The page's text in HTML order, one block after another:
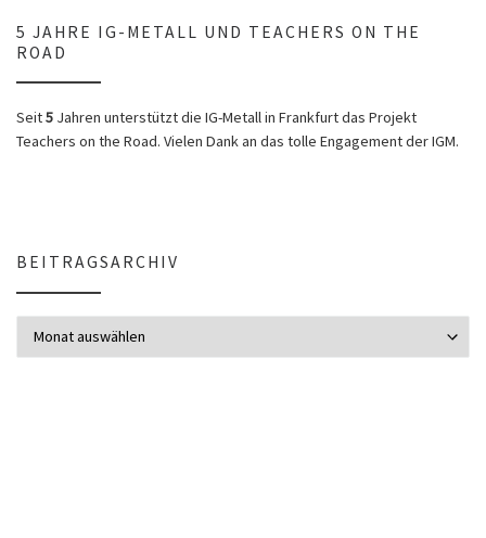
5 JAHRE IG-METALL UND TEACHERS ON THE
ROAD
Seit5 Jahren unterstützt die IG-Metall in Frankfurt das Projekt
Teachers on the Road. Vielen Dank an das tolle Engagement der IGM.
BEITRAGSARCHIV